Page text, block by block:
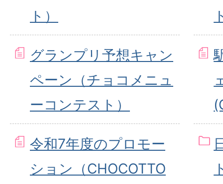
ト）
グランプリ予想キャン
ペーン（チョコメニュ
ーコンテスト）
令和7年度のプロモー
ション（CHOCOTTO